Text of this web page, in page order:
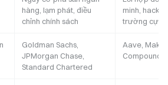
hàng, lạm phát, điều
chỉnh chính sách
minh, hack,
trường cực
Goldman Sachs,
JPMorgan Chase,
Standard Chartered
Aave,
Compound,